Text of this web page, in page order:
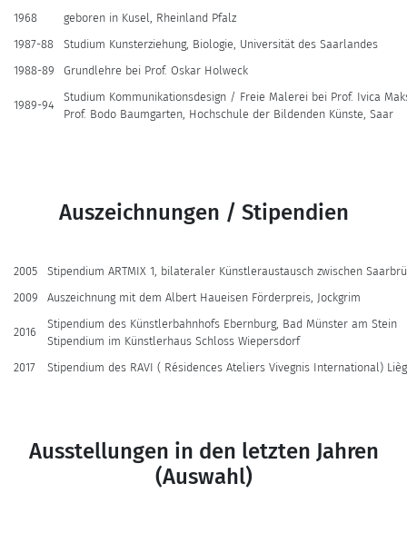
1968
geboren in Kusel, Rheinland Pfalz
1987-88
Studium Kunsterziehung, Biologie, Universität des Saarlandes
1988-89
Grundlehre bei Prof. Oskar Holweck
1989-94
Studium Kommunikationsdesign / Freie Malerei bei Prof. Ivica
Prof. Bodo Baumgarten, Hochschule der Bildenden Künste, Saar
Auszeichnungen / Stipendien
2005
Stipendium ARTMIX 1, bilateraler Künstleraustausch zwischen
2009
Auszeichnung mit dem Albert Haueisen Förderpreis, Jockgrim
2016
Stipendium des Künstlerbahnhofs Ebernburg, Bad Münster am Stein
Stipendium im Künstlerhaus Schloss Wiepersdorf
2017
Stipendium des RAVI ( Résidences Ateliers Vivegnis International)
Ausstellungen in den letzten Jahren
(Auswahl)